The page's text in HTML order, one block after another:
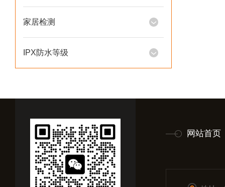
家居检测
IPX防水等级
网站首页